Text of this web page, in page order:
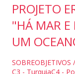
PROJETO
"HÁ MAR
UM
SOBREOBJETIVOS
C3 - TurquiaC4 -